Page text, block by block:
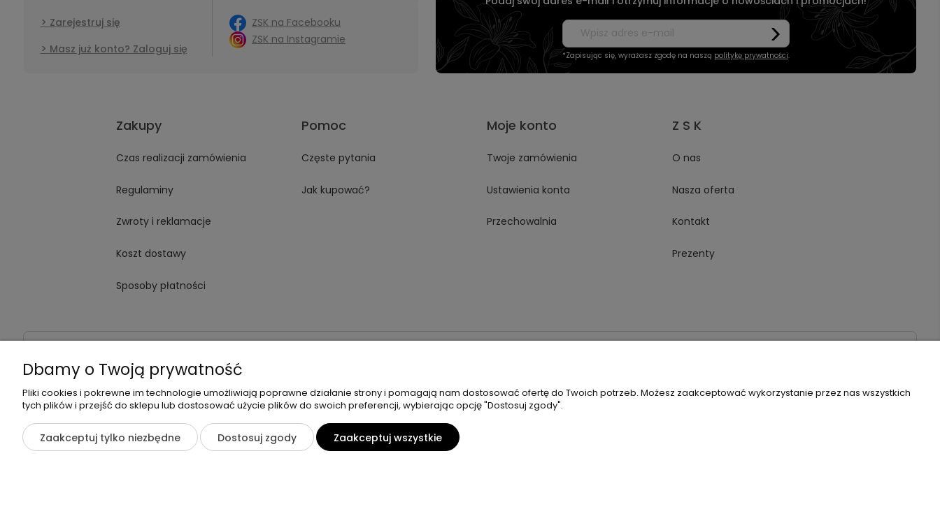
Zarejestruj się
Masz już konto? Zaloguj się
ZSK na Facebooku
ZSK na Instagramie
*Zapisując się, wyrażasz zgodę na naszą politykę prywatności.
Zakupy
Czas realizacji zamówienia
Regulaminy
Zwroty i reklamacje
Koszt dostawy
Sposoby płatności
Pomoc
Częste pytania
Jak kupować?
Moje konto
Twoje zamówienia
Ustawienia konta
Przechowalnia
Z S K
O nas
Nasza oferta
Kontakt
Prezenty
©2026 Wszelkie Prawa Zastrzeżone | Zrób Sobie Krem
Sklep internetowy Shoper Premium
Dbamy o Twoją prywatność
Pliki cookies i pokrewne im technologie umożliwiają poprawne działanie strony i pomagają nam dostosować ofertę do Twoich potrzeb. Możesz zaakceptować wykorzystanie przez nas wszystkich
tych plików i przejść do sklepu lub dostosować użycie plików do swoich preferencji, wybierając opcję "Dostosuj zgody".
Zaakceptuj tylko niezbędne Dostosuj zgody Zaakceptuj wszystkie